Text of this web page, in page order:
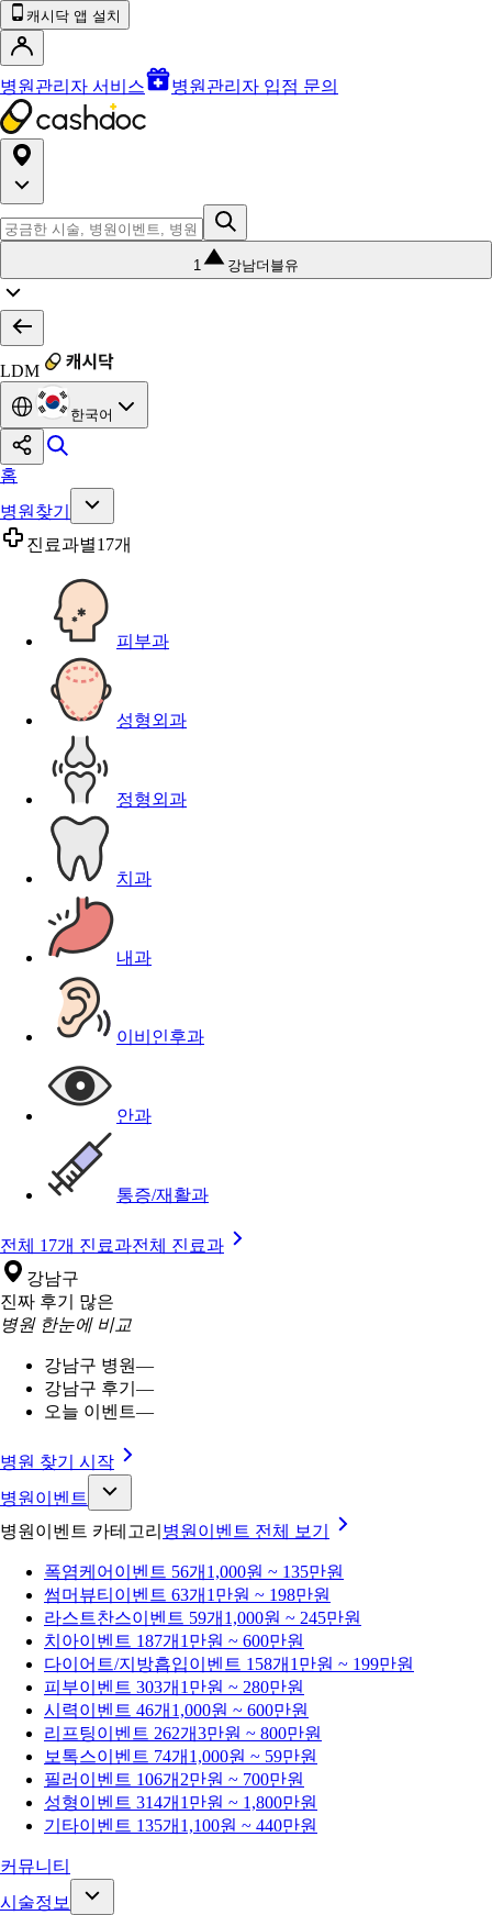
캐시닥 앱 설치
병원관리자 서비스 병원관리자 입점 문의
1 강남더블유
LDM
한국어
홈
병원찾기
진료과별17개
피부과
성형외과
정형외과
치과
내과
이비인후과
안과
통증/재활과
전체 17개 진료과전체 진료과
강남구
진짜 후기 많은
병원 한눈에 비교
강남구 병원—
강남구 후기 —
오늘 이벤트—
병원 찾기 시작
병원이벤트
병원이벤트 카테고리 병원이벤트 전체 보기
폭염케어 이벤트 56개 1,000원 ~ 135만원
썸머뷰티 이벤트 63개 1만원 ~ 198만원
라스트찬스이벤트 59개 1,000원 ~ 245만원
치아이벤트 187개 1만원 ~ 600만원
다이어트/지방흡입이벤트 158개 1만원 ~ 199만원
피부이벤트 303개 1만원 ~ 280만원
시력이벤트 46개 1,000원 ~ 600만원
리프팅이벤트 262개3만원 ~ 800만원
보톡스이벤트 74개 1,000원 ~ 59만원
필러 이벤트 106개 2만원 ~ 700만원
성형이벤트 314개 1만원 ~ 1,800만원
기타이벤트 135개 1,100원 ~ 440만원
커뮤니티
시술정보